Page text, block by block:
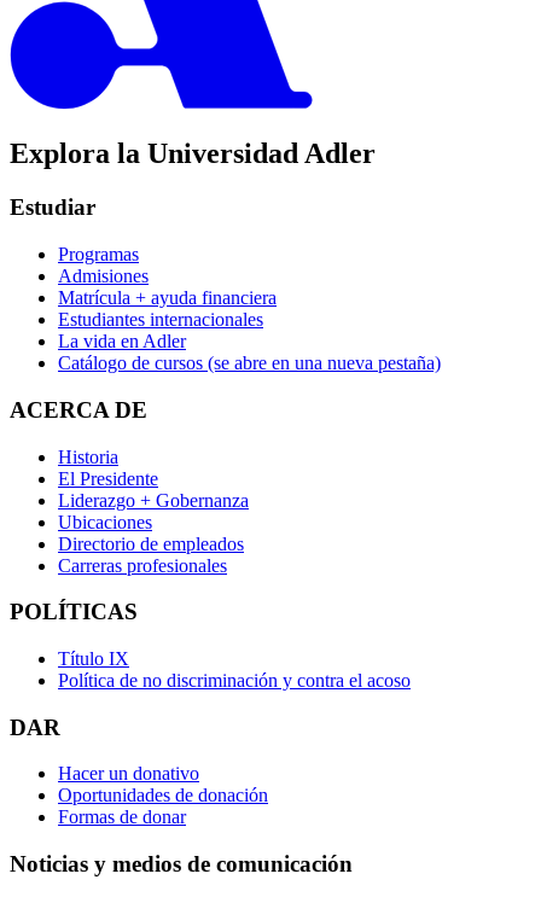
Explora la Universidad Adler
Estudiar
Programas
Admisiones
Matrícula + ayuda financiera
Estudiantes internacionales
La vida en Adler
Catálogo de cursos (se abre en una nueva pestaña)
ACERCA DE
Historia
El Presidente
Liderazgo + Gobernanza
Ubicaciones
Directorio de empleados
Carreras profesionales
POLÍTICAS
Título IX
Política de no discriminación y contra el acoso
DAR
Hacer un donativo
Oportunidades de donación
Formas de donar
Noticias y medios de comunicación